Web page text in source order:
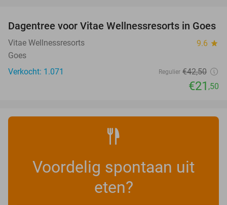
49%
Dagentree voor Vitae Wellnessresorts in Goes
Vitae Wellnessresorts 9.6 star
Goes
Verkocht: 1.071
Regulier €42,50
€21 ,50
Voordelig spontaan uit
eten?